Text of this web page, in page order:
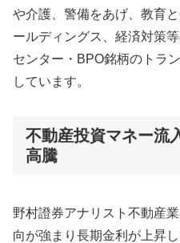
や介護、警備をあげ、教育
ールディングス、経済対策
センター・BPO銘柄のトラ
しています。
不動産投資マネー流
高騰
野村證券アナリスト不動産
向が強まり長期金利が上昇